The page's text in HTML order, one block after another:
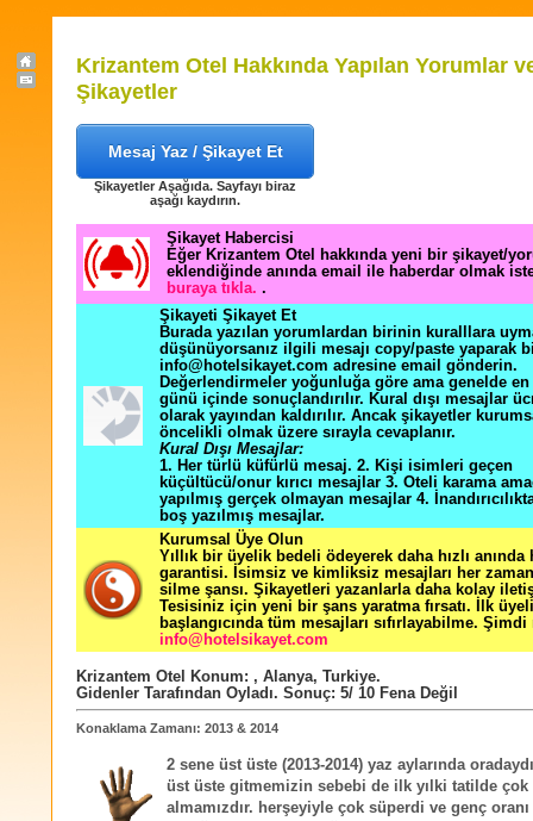
Krizantem Otel Hakkında Yapılan Yorumlar
Şikayetler
Mesaj Yaz / Şikayet Et
Şikayetler Aşağıda. Sayfayı biraz
aşağı kaydırın.
Şikayet Habercisi
Eğer Krizantem Otel hakkında yeni bir şikayet/
eklendiğinde anında email ile haberdar olmak
buraya tıkla. .
Şikayeti Şikayet Et
Burada yazılan yorumlardan birinin kuralllara
düşünüyorsanız ilgili mesajı copy/paste yaparak
info@hotelsikayet.com adresine email gönderin.
Değerlendirmeler yoğunluğa göre ama genelde
günü içinde sonuçlandırılır. Kural dışı mesajlar
olarak yayından kaldırılır. Ancak şikayetler
öncelikli olmak üzere sırayla cevaplanır.
Kural Dışı Mesajlar:
1. Her türlü küfürlü mesaj. 2. Kişi isimleri geçen
küçültücü/onur kırıcı mesajlar 3. Oteli karama
yapılmış gerçek olmayan mesajlar 4.
boş yazılmış mesajlar.
Kurumsal Üye Olun
Yıllık bir üyelik bedeli ödeyerek daha hızlı
garantisi. İsimsiz ve kimliksiz mesajları her zaman
silme şansı. Şikayetleri yazanlarla daha kolay
Tesisiniz için yeni bir şans yaratma fırsatı. İlk
başlangıcında tüm mesajları sıfırlayabilme. Şimdi
info@hotelsikayet.com
Krizantem Otel Konum: , Alanya, Turkiye.
Gidenler Tarafından Oyladı. Sonuç: 5/ 10 Fena Değil
Konaklama Zamanı: 2013 & 2014
2 sene üst üste (2013-2014) yaz aylarında
üst üste gitmemizin sebebi de ilk yılki tatilde çok
almamızdır. herşeyiyle çok süperdi ve genç